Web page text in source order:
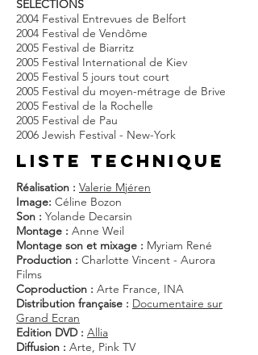
SÉLECTIONS
2004 Festival Entrevues de Belfort
2004 Festival de Vendôme
2005 Festival de Biarritz
2005 Festival International de Kiev
2005 Festival 5 jours tout court
2005 Festival du moyen-métrage de Brive
2005 Festival de la Rochelle
2005 Festival de Pau
2006 Jewish Festival - New-York
liste techniQUE
Réalisation : Valerie Mjéren
Image: Céline Bozon
Son : Yolande Decarsin
Montage : Anne Weil
Montage son et mixage : Myriam René
Production : Charlotte Vincent - Aurora
Films
Coproduction : Arte France, INA
Distribution française : Documentaire sur
Grand Ecran
Edition DVD : Allia
Diffusion : Arte, Pink TV